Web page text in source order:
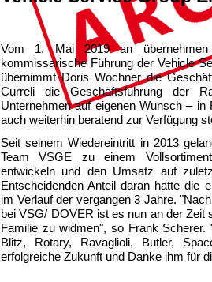
Vom 1. Mai 2019 an
kommissarische Führung der Vehicle
übernimmt Doris Wochner die
Curreli die Geschäftsführung der
Unternehmen auf eigenen Wunsch –
auch weiterhin beratend zur Verfügung
Seit seinem Wiedereintritt in 2013
Team VSGE zu einem
entwickeln und den Umsatz auf
Entscheidenden Anteil daran hatte die
im Verlauf der vergangen 3 Jahre.
bei VSG/ DOVER ist es nun an der Zeit
Familie zu widmen", so Frank
Blitz, Rotary, Ravaglioli, Butler,
erfolgreiche Zukunft und Danke ihm für